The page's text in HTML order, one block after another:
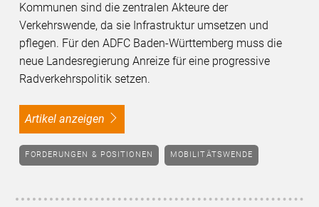
Kommunen sind die zentralen Akteure der
Verkehrswende, da sie Infrastruktur umsetzen und
pflegen. Für den ADFC Baden-Württemberg muss die
neue Landesregierung Anreize für eine progressive
Radverkehrspolitik setzen.
Artikel anzeigen
FORDERUNGEN & POSITIONEN MOBILITÄTSWENDE